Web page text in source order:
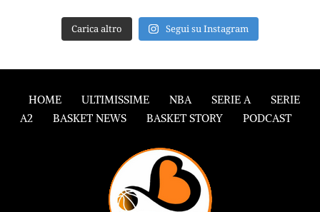
Carica altro Segui su Instagram
HOME ULTIMISSIME NBA SERIE A
SERIE
A2
BASKET NEWS BASKET STORY PODCAST